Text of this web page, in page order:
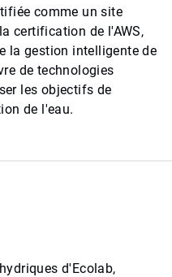
comme un site
certification de l'AWS,
la gestion intelligente de
de technologies
les objectifs de
de l'eau.
d'Ecolab,